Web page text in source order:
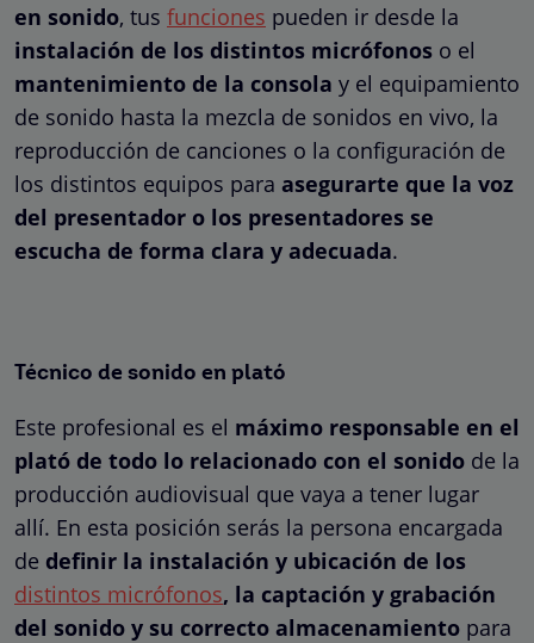
en sonido, tus funciones pueden ir desde la
instalación de los distintos micrófonos o el
mantenimiento de la consola y el equipamiento
de sonido hasta la mezcla de sonidos en vivo, la
reproducción de canciones o la configuración de
los distintos equipos para asegurarte que la voz
del presentador o los presentadores se
escucha de forma clara y adecuada.
Técnico de sonido en plató
Este profesional es el máximo responsable en el
plató de todo lo relacionado con el sonido de la
producción audiovisual que vaya a tener lugar
allí. En esta posición serás la persona encargada
de definir la instalación y ubicación de los
distintos micrófonos, la captación y grabación
del sonido y su correcto almacenamiento para